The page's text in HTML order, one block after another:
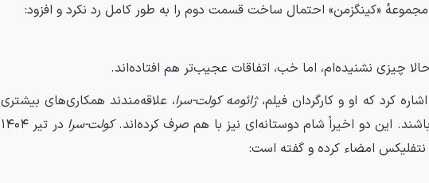
مجموعه‌ٔ «کینگزمن» احتمال ساخت قسمت دوم را به‌ طور کامل رد نکرد و افزود:
چیزی نشنیده‌ام، اما خب، اتفاقات عجیب‌تر هم افتاده‌اند.
کرد که او و کارگردان فیلم،ژائومه کولت-سرا، علاقه‌مندند همکاری‌های بیشتری
این دو اخیراً شام دوستانه‌ای نیز با هم صرف کرده‌اند.کولت-سرا
در تیر ۱۴۰۴
نتفلیکس امضاء کرده و گفته است: